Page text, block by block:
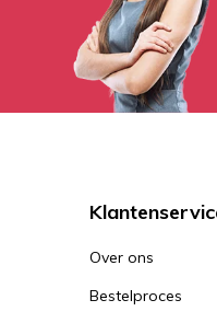
Over ons
Bestelproces